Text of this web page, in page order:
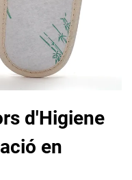
d'Higiene
en